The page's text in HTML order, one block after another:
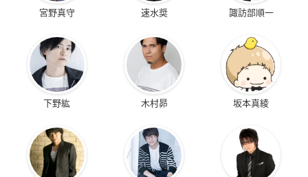
宮野真守 速水奨 諏訪部順一
下野紘 木村昴 坂本真綾